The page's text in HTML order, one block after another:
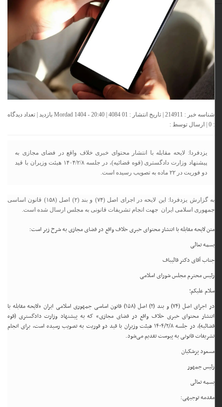
شناسه خبر : 214911 | تاریخ انتشار : 01 Mordad 1404 - 20:40 | 4084 بازدید | تعداد دیدگاه
| ارسال توسط :
یزدفردا: لایحه مقابله با انتشار محتوای خبری خلاف واقع در فضای مجازی به
پیشنهاد وزارت دادگستری (قوه قضائیه)، در جلسه ۱۴۰۴/۲/۸ هیئت وزیران با قید
دو فوریت در ۲۲ ماده به تصویب رسیده است.
به گزارش یزدفردا: این لایحه در اجرای اصل (۷۴) و بند (۲) اصل (۱۵۸) قانون اساسی
جمهوری اسلامی ایران جهت انجام تشریفات قانونی به مجلس ارسال شده است.
متن لایحه مقابله با انتشار محتوای خبری خلاف واقع در فضای مجازی به شرح زیر است:
بسمه تعالی
جناب آقای دکتر قالیباف
رئیس محترم مجلس شورای اسلامی
سلام علیکم؛
در اجرای اصل (۷۴) و بند (۲) اصل (۱۵۸) قانون اساسی جمهوری اسلامی ایران «لایحه مقابله با
انتشار محتوای خبری خلاف واقع در فضای مجازی» که به پیشنهاد وزارت دادگستری (قوه
قضائیه)، در جلسه ۱۴۰۴/۲/۸ هیئت وزیران با قید دو فوریت به تصویب رسیده است، برای انجام
تشریفات قانونی به پیوست تقدیم می‌شود.
مسعود پزشکیان
رئیس جمهور
بسمه تعالی
مقدمه توجیهی: